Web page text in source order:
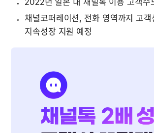
채널코퍼레이션, 전화 영역까지 고
지속성장 지원 예정